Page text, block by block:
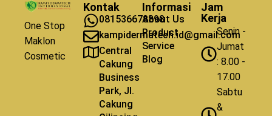
One Stop
Maklon
Cosmetic
Kontak
081536678898
kampidermatech.id@gmail.com
Central
Cakung
Business
Park, Jl.
Cakung
Informasi
About Us
Product
Service
Blog
Jam
Kerja
Senin -
Jumat
: 8.00 -
17.00
Sabtu
&